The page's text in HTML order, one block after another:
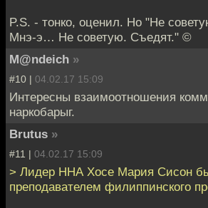
P.S. - тонко, оценил. Но "Не
Мнэ-э… Не советую. Съедят." ©
M@ndeich »
#10 | 04.02.17 15:09
Интересны взаимоотношения
наркобарыг.
Brutus »
#11 | 04.02.17 15:09
> Лидер ННА Хосе Мария Сисон
преподавателем филиппинского